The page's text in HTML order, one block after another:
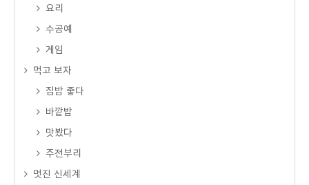
요리
수공예
게임
먹고 보자
집밥 좋다
바깥밥
맛봤다
주전부리
멋진 신세계